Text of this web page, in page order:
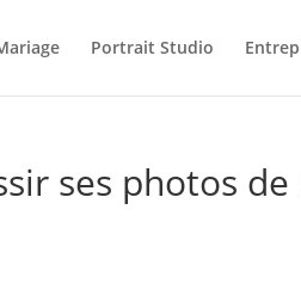
Portrait Studio
ses photos de